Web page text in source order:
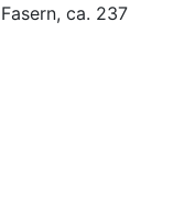
ca. 237